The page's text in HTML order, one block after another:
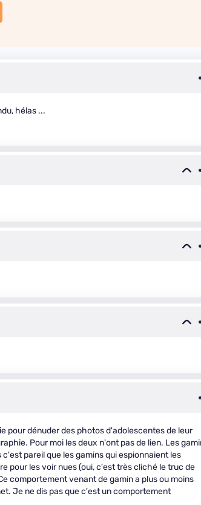
hélas ...
pour dénuder des photos d'adolescentes de leur
Pour moi les deux n'ont pas de lien. Les
pareil que les gamins qui espionnaient les
pour les voir nues (oui, c'est très cliché le truc de
comportement venant de gamin a plus ou moins
Je ne dis pas que c'est un comportement